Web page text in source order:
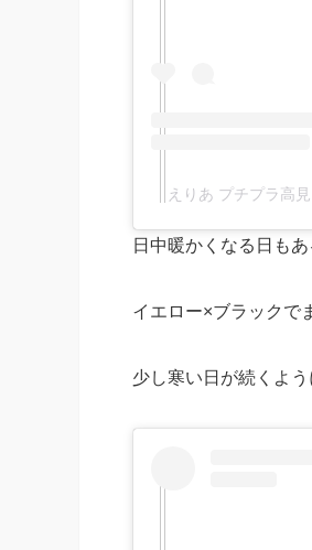
えりあ プチプラ高
日中暖かくなる日も
イエロー×ブラックで
少し寒い日が続くよう